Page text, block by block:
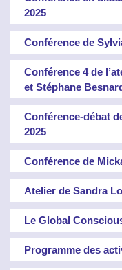
2025
Conférence de
Conférence 4 de
et Stéphane
Conférence-débat
2025
Conférence de
Atelier de Sandra
Le Global
Programme des